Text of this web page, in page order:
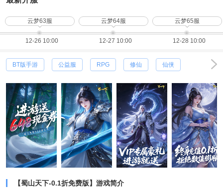
云梦63服
12-26 10:00
云梦64服
12-27 10:00
云梦65服
12-28 10:00
BT版手游 公益服 RPG 修仙 仙侠
【蜀山天下-0.1折免费版】游戏简介